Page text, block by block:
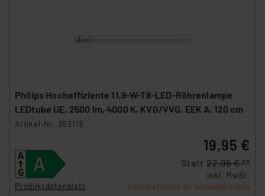
Philips Hocheffiziente 11,9-W-T8-LED-Röhrenlampe
LEDtube UE, 2500 lm, 4000 K, KVG/VVG, EEK A, 120 cm
Artikel-Nr. 253115
Produktdatenblatt
19,95 €
Statt 22,95 € **
inkl. MwSt.
Informationen zu Versandkosten